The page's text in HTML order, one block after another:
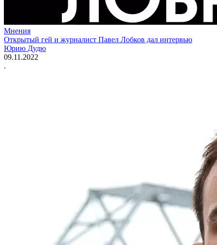
Мнения
Открытый гей и журналист Павел Лобков дал интервью
Юрию Дудю
09.11.2022
.